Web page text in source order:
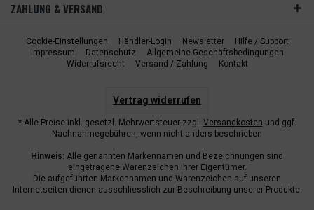
ZAHLUNG & VERSAND
Cookie-Einstellungen Händler-Login Newsletter
Hilfe / Support
Impressum
Datenschutz
Allgemeine Geschäftsbedingungen
Widerrufsrecht
Versand / Zahlung Kontakt
Vertrag widerrufen
* Alle Preise inkl. gesetzl. Mehrwertsteuer zzgl. Versandkosten und ggf.
Nachnahmegebühren, wenn nicht anders beschrieben
Hinweis: Alle genannten Markennamen und Bezeichnungen sind
eingetragene Warenzeichen ihrer Eigentümer.
Die aufgeführten Markennamen und Warenzeichen auf unseren
Internetseiten dienen ausschliesslich zur Beschreibung unserer Produkte.